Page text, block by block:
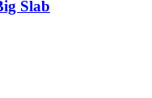
Slab